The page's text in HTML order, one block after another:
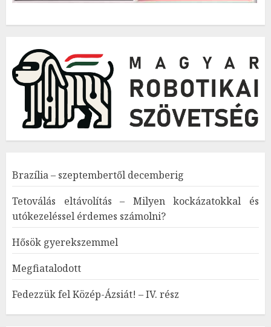
Brazília – szeptembertől decemberig
Tetoválás eltávolítás – Milyen kockázatokkal és
utókezeléssel érdemes számolni?
Hősök gyerekszemmel
Megfiatalodott
Fedezzük fel Közép-Ázsiát! – IV. rész